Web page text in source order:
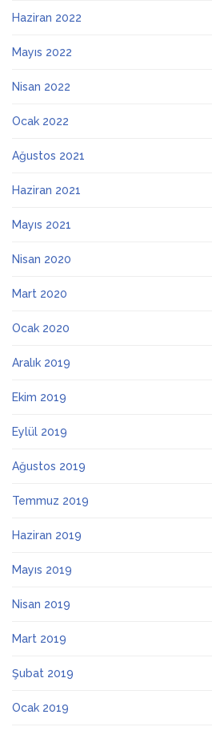
Haziran 2022
Mayıs 2022
Nisan 2022
Ocak 2022
Ağustos 2021
Haziran 2021
Mayıs 2021
Nisan 2020
Mart 2020
Ocak 2020
Aralık 2019
Ekim 2019
Eylül 2019
Ağustos 2019
Temmuz 2019
Haziran 2019
Mayıs 2019
Nisan 2019
Mart 2019
Şubat 2019
Ocak 2019